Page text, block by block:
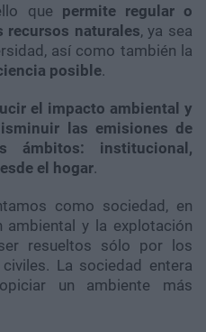
que permite regular o
recursos naturales, ya sea
así como también la
posible.
el impacto ambiental y
las emisiones de
ámbitos: institucional,
el hogar.
como sociedad, en
ambiental y la explotación
resueltos sólo por los
La sociedad entera
un ambiente más